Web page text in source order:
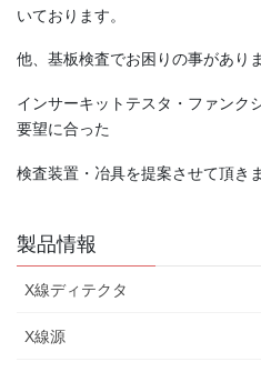
いております。
他、基板検査でお困りの事があり
インサーキットテスタ・ファンク
要望に合った
検査装置・冶具を提案させて頂きま
製品情報
X線ディテクタ
X線源